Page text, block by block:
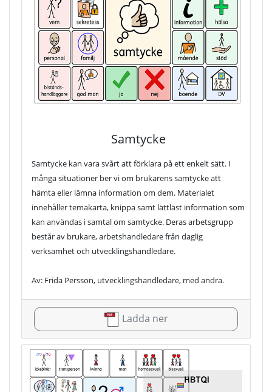
Samtycke
Samtycke kan vara svårt att förklara på ett enkelt sätt. I
många situationer ber vi om brukarens samtycke att
hämta eller lämna information om dem. Materialet
innehåller temakarta, knippa samt lättläst information som
kan användas i samtal om samtycke. Deras arbetsgrupp
består av brukare, arbetshandledare från daglig
verksamhet och utvecklingshandledare.
Av: Frida Persson, utvecklingshandledare, med andra.
Ladda ner